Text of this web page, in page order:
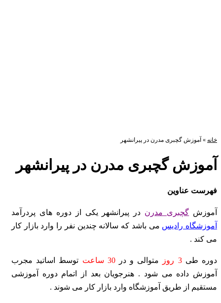
خانه » آموزش گچبری مدرن در پیرانشهر
آموزش گچبری مدرن در پیرانشهر
فهرست عناوین
آموزش گچبری مدرن در پیرانشهر یکی از دوره های پردرآمد
آموزشگاه رادیس می باشد که سالانه چندین نفر را وارد بازار کار
می کند .
دوره طی3 روز متوالی و در30 ساعت
توسط اساتید مجرب
آموزش داده می شود . هنرجویان بعد از اتمام دوره آموزشی
مستقیم از طریق آموزشگاه وارد بازار کار می شوند .